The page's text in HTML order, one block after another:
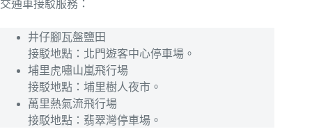
交通車接駁服務：
井仔腳瓦盤鹽田
接駁地點：北門遊客中心停車場。
埔里虎嘯山嵐飛行場
接駁地點：埔里樹人夜市。
萬里熱氣流飛行場
接駁地點：翡翠灣停車場。